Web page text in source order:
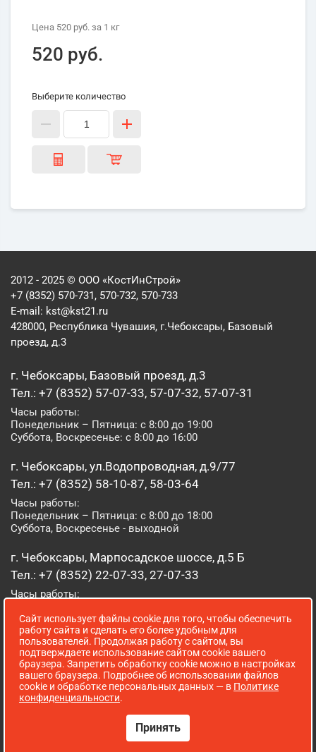
Цена 520 руб. за 1 кг
520 руб.
Выберите количество
2012 - 2025 © ООО «КостИнСтрой»
+7 (8352) 570-731, 570-732, 570-733
E-mail: kst@kst21.ru
428000, Республика Чувашия, г.Чебоксары, Базовый
проезд, д.3
г. Чебоксары, Базовый проезд, д.3
Тел.: +7 (8352) 57-07-33, 57-07-32, 57-07-31
Часы работы:
Понедельник – Пятница: с 8:00 до 19:00
Суббота, Воскресенье: с 8:00 до 16:00
г. Чебоксары, ул.Водопроводная, д.9/77
Тел.: +7 (8352) 58-10-87, 58-03-64
Часы работы:
Понедельник – Пятница: с 8:00 до 18:00
Суббота, Воскресенье - выходной
г. Чебоксары, Марпосадское шоссе, д.5 Б
Тел.: +7 (8352) 22-07-33, 27-07-33
Часы работы:
Суббота, Воскресенье: с 8:00 до 16:00
г. Йошкар-Ола, ул. Луначарского, д. 52 А
Тел.: (8362) 41-07-31
Часы работы:
Понедельник – Пятница: с 8:00 до 18:00
Сопровождение сайта WebStroy
Сайт использует файлы cookie для того, чтобы обеспечить
работу сайта и сделать его более удобным для
пользователей. Продолжая работу с сайтом, вы
подтверждаете использование сайтом cookie вашего
браузера. Запретить обработку cookie можно в настройках
вашего браузера. Подробнее об использовании файлов
cookie и обработке персональных данных — в Политике
конфиденциальности.
Принять